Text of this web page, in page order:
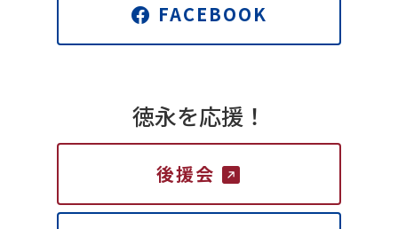
FACEBOOK
徳永を応援！
後援会